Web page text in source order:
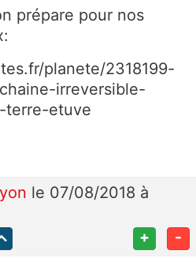
prépare pour nos
planete/2318199-
irreversible-
terre-etuve
le 07/08/2018 à
+ -